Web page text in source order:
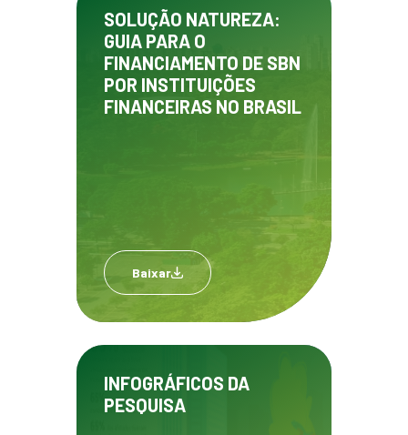
SOLUÇÃO NATUREZA:
GUIA PARA O
FINANCIAMENTO DE SBN
POR INSTITUIÇÕES
FINANCEIRAS NO BRASIL
Baixar
INFOGRÁFICOS DA
PESQUISA